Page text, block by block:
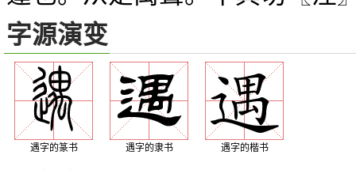
字源演变
遇字的篆书 遇字的隶书 遇字的楷书